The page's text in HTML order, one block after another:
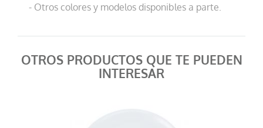
- Otros colores y modelos disponibles a parte.
OTROS PRODUCTOS QUE TE PUEDEN
INTERESAR